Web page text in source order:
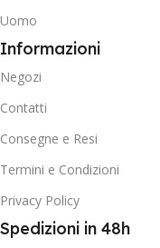
Uomo
Informazioni
Negozi
Contatti
Consegne e Resi
Termini e Condizioni
Privacy Policy
Spedizioni in 48h